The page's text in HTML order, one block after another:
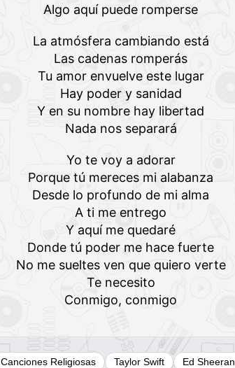
Algo aquí puede romperse
La atmósfera cambiando está
Las cadenas romperás
Tu amor envuelve este lugar
Hay poder y sanidad
Y en su nombre hay libertad
Nada nos separará
Yo te voy a adorar
Porque tú mereces mi alabanza
Desde lo profundo de mi alma
A ti me entrego
Y aquí me quedaré
Donde tú poder me hace fuerte
No me sueltes ven que quiero verte
Te necesito
Conmigo, conmigo
Canciones Religiosas Taylor Swift Ed Sheeran